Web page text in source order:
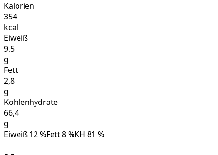
Kalorien
354
kcal
Eiweiß
9,5
g
Fett
2,8
g
Kohlenhydrate
66,4
g
Eiweiß12%Fett8%KH 81 %